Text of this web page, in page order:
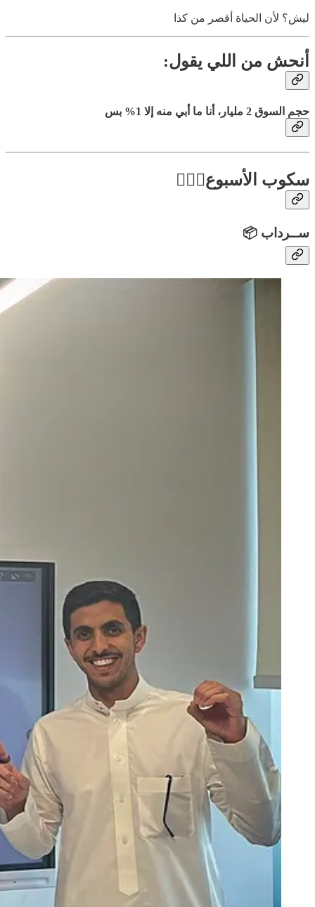
ليش؟ لأن الحياة أقصر من كذا
أنحش من اللي يقول:
حجم السوق 2 مليار، أنا ما أبي منه إلا 1% بس
سكوب الأسبوع🕵🏻‍♂️
ســرداب 📦